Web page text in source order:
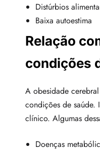
Distúrbios
Baixa autoestima
Relação
condições
A obesidade
condições de
clínico. Algumas
Doenças